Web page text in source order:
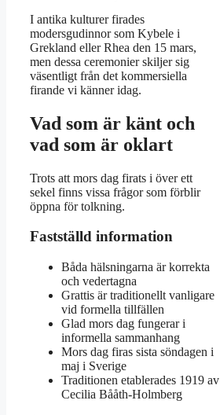
I antika kulturer firades
modersgudinnor som Kybele i
Grekland eller Rhea den 15 mars,
men dessa ceremonier skiljer sig
väsentligt från det kommersiella
firande vi känner idag.
Vad som är känt och
vad som är oklart
Trots att mors dag firats i över ett
sekel finns vissa frågor som förblir
öppna för tolkning.
Fastställd information
Båda hälsningarna är korrekta
och vedertagna
Grattis är traditionellt vanligare
vid formella tillfällen
Glad mors dag fungerar i
informella sammanhang
Mors dag firas sista söndagen i
maj i Sverige
Traditionen etablerades 1919 av
Cecilia Bååth-Holmberg